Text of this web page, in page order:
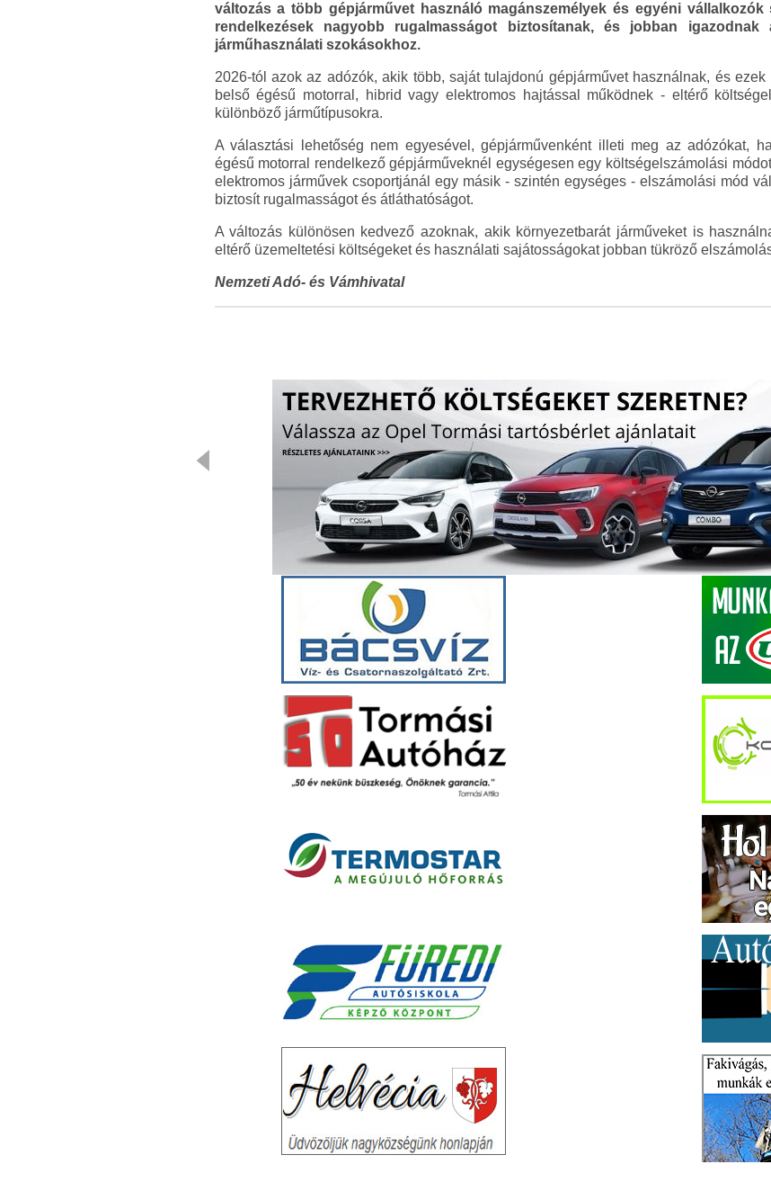
változás a több gépjárművet használó magánszemélyek és egyéni
rendelkezések nagyobb rugalmasságot biztosítanak, és jobban
járműhasználati szokásokhoz.
2026-tól azok az adózók, akik több, saját tulajdonú gépjárművet használnak, és
belső égésű motorral, hibrid vagy elektromos hajtással működnek - eltérő
különböző járműtípusokra.
A választási lehetőség nem egyesével, gépjárművenként illeti meg az adózókat,
égésű motorral rendelkező gépjárműveknél egységesen egy költségelszámolási
elektromos járművek csoportjánál egy másik - szintén egységes - elszámolási mód
biztosít rugalmasságot és átláthatóságot.
A változás különösen kedvező azoknak, akik környezetbarát járműveket is
eltérő üzemeltetési költségeket és használati sajátosságokat jobban tükröző
Nemzeti Adó- és Vámhivatal